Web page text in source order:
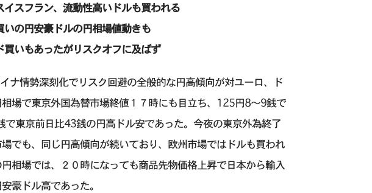
スフラン、流動性高いドルも買われる
の円安豪ドルの円相場値動きも
いもあったがリスクオフに及ばず
ナ情勢深刻化でリスク回避の全般的な円高傾向が対ユーロ、ド
場で東京外国為替市場終値１７時にも目立ち、125円8〜9銭で
東京前日比43銭の円高ドル安であった。今夜の東京外為終了
でも、同じ円高傾向が続いており、欧州市場ではドルも買われ
相場では、２０時になっても商品先物価格上昇で日本から輸入
豪ドル高であった。